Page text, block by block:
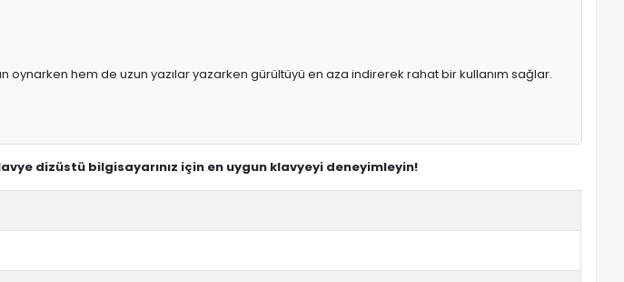
oynarken hem de uzun yazılar yazarken gürültüyü en aza indirerek rahat bir kullanım sağlar.
dizüstü bilgisayarınız için en uygun klavyeyi deneyimleyin!